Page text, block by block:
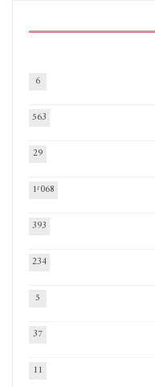
6
563
29
1٬068
393
234
5
37
11